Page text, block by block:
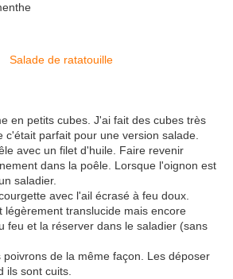
en petits cubes. J'ai fait des cubes très
c'était parfait pour une version salade.
avec un filet d'huile. Faire revenir
dans la poêle. Lorsque l'oignon est
saladier.
avec l'ail écrasé à feu doux.
légèrement translucide mais encore
feu et la réserver dans le saladier (sans
de la même façon. Les déposer
ils sont cuits.